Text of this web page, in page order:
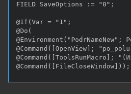
FIELD SaveOptions := "0";
@If(Var = "1";
@Do(
@Environment("PodrNameNew";
@Command([OpenView];
@Command([ToolsRunMacro];